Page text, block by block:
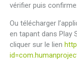
vérifier puis
Ou télécharger
en tapant dans Play
cliquer sur le lien